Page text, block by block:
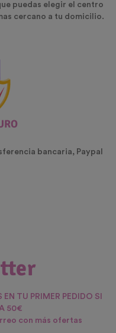
puedas elegir el centro
cercano a tu domicilio.
bancaria, Paypal
TU PRIMER PEDIDO SI
50€
con más ofertas